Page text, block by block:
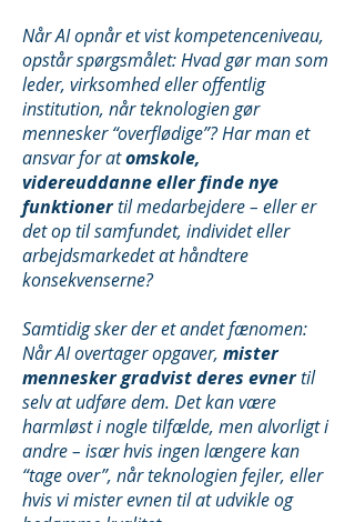
Når AI opnår et vist kompetenceniveau,
opstår spørgsmålet: Hvad gør man som
leder, virksomhed eller offentlig
institution, når teknologien gør
mennesker “overflødige”? Har man et
ansvar for atomskole,
videreuddanne eller finde nye
funktionertil medarbejdere – eller er
det op til samfundet, individet eller
arbejdsmarkedet at håndtere
konsekvenserne?
Samtidig sker der et andet fænomen:
Når AI overtager opgaver, mister
mennesker gradvist deres evnertil
selv at udføre dem. Det kan være
harmløst i nogle tilfælde, men alvorligt i
andre – især hvis ingen længere kan
“tage over”, når teknologien fejler, eller
hvis vi mister evnen til at udvikle og